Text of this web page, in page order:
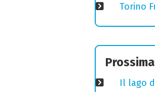
Torino
Il lago